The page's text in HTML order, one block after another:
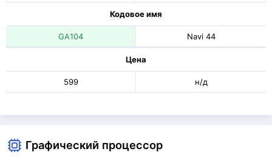
Кодовое имя
GA104 Navi 44
Цена
599 н/д
Графический процессор